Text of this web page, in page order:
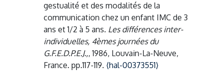
gestualité et des modalités de la
communication chez un enfant IMC de 3
ans et 1/2 à 5 ans. Les différences inter-
individuelles, 4èmes journées du
G.F.E.D.P.E.J.,, 1986, Louvain-La-Neuve,
France. pp.117-119. ⟨hal-00373551⟩